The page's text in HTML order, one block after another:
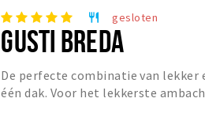
restaurant gesloten
GUSTI BREDA
De perfecte combinatie van lekker
één dak. Voor het lekkerste